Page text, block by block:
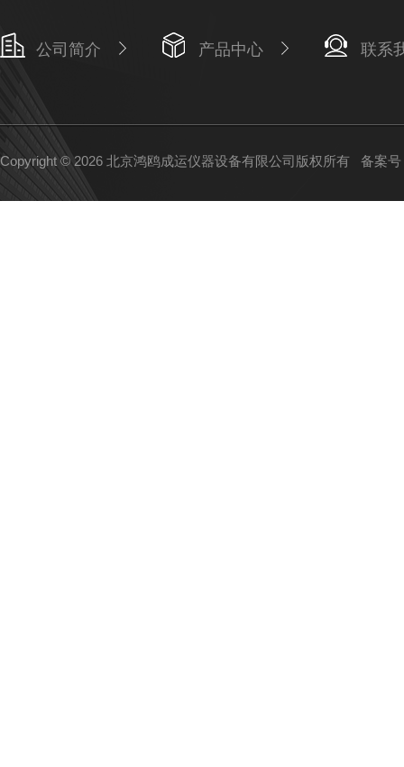
公司简介 产品中心 联系
Copyright © 2026 北京鸿鸥成运仪器设备有限公司版权所有 备案号